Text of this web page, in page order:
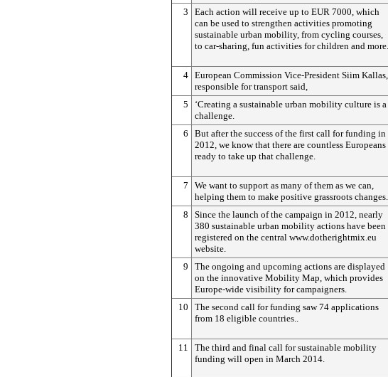
3
Each action will receive up to EUR 7000, which
can be used to strengthen activities promoting
sustainable urban mobility, from cycling courses,
to car-sharing, fun activities for children and more.
4 European Commission Vice-President Siim Kallas,
responsible for transport said,
5
‘Creating a sustainable urban mobility culture is a
challenge.
6
But after the success of the first call for funding in
2012, we know that there are countless Europeans
ready to take up that challenge.
7
We want to support as many of them as we can,
helping them to make positive grassroots
8
Since the launch of the campaign in 2012, nearly
380 sustainable urban mobility actions have been
registered on the central www.dotherightmix.eu
website.
9
The ongoing and upcoming actions are displayed
on the innovative Mobility Map, which provides
Europe-wide visibility for campaigners.
10
The second call for funding saw 74 applications
from 18 eligible countries..
11
The third and final call for sustainable mobility
funding will open in March 2014.